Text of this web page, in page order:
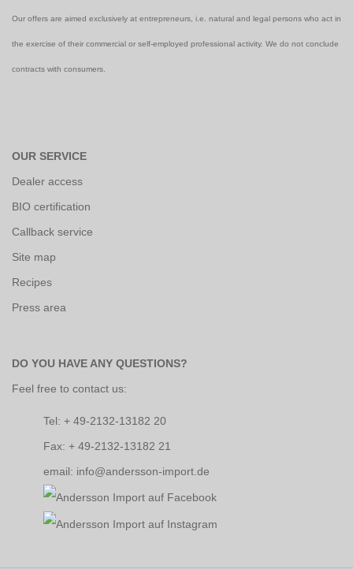
Our offers are aimed exclusively at entrepreneurs, i.e. natural and legal persons who act in
the exercise of their commercial or self-employed professional activity. We do not conclude
contracts with consumers.
OUR SERVICE
Dealer access
BIO certification
Callback service
Site map
Recipes
Press area
DO YOU HAVE ANY QUESTIONS?
Feel free to contact us:
Tel: + 49-2132-13182 20
Fax: + 49-2132-13182 21
email: info@andersson-import.de